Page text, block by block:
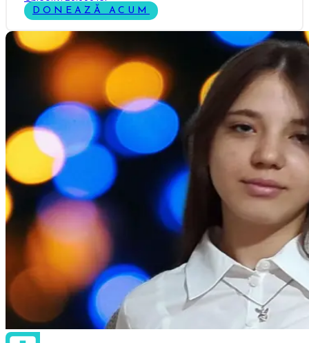
DONEAZĂ ACUM